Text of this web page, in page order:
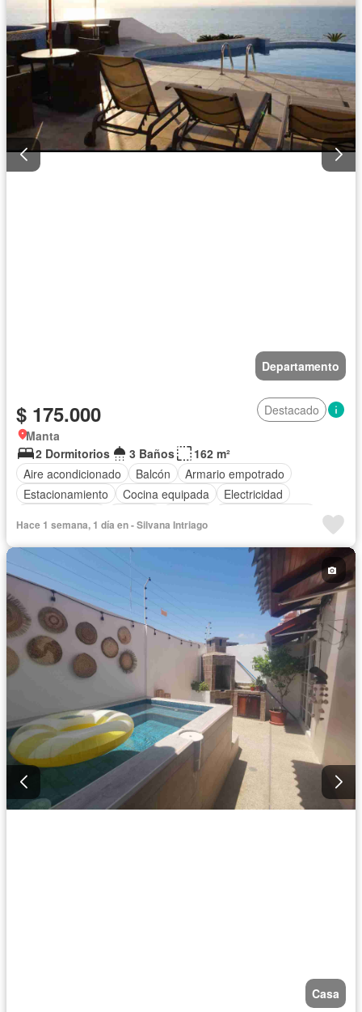
Departamento
$ 175.000
Destacado
Manta
2 Dormitorios
3 Baños
162 m²
Aire acondicionado
Balcón
Armario empotrado
Estacionamiento
Cocina equipada
Electricidad
Terraza
Agua Área para niños
Ascensor Seguridad
Piscina
Cancha de tenis
Completamente amoblado
Hace 1 semana, 1 día en - Silvana Intriago
Casa